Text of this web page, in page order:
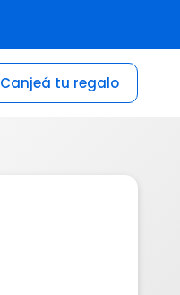
Canjeá tu regalo